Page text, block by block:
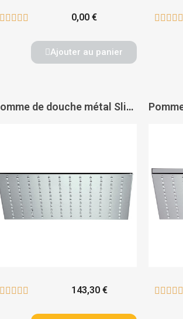
     0,00 €
Ajouter au panier
    
Pomme de douche métal Slim carrée 250 mm - PAS DE MARQUE
     143,30 €     